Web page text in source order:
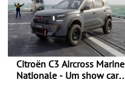
Citroën C3 Aircross Marine
Nationale - Um show car